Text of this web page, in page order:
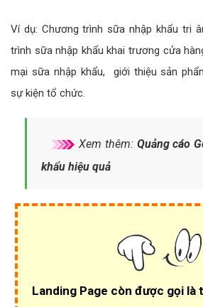
Ví dụ: Chương trình sữa nhập khẩu tri
trình sữa nhập khẩu khai trương cửa
mại sữa nhập khẩu, giới thiệu sản
sự kiện tổ chức.
Xem thêm: Quảng cáo
khẩu hiệu quả
Landing Page còn được gọi là